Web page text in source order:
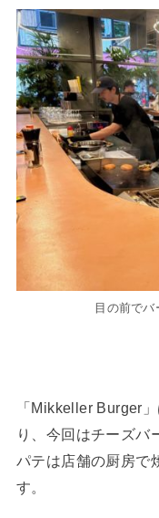
目の前で
「Mikkeller Burger
り、今回はチーズバ
パテは店舗の厨房で
す。